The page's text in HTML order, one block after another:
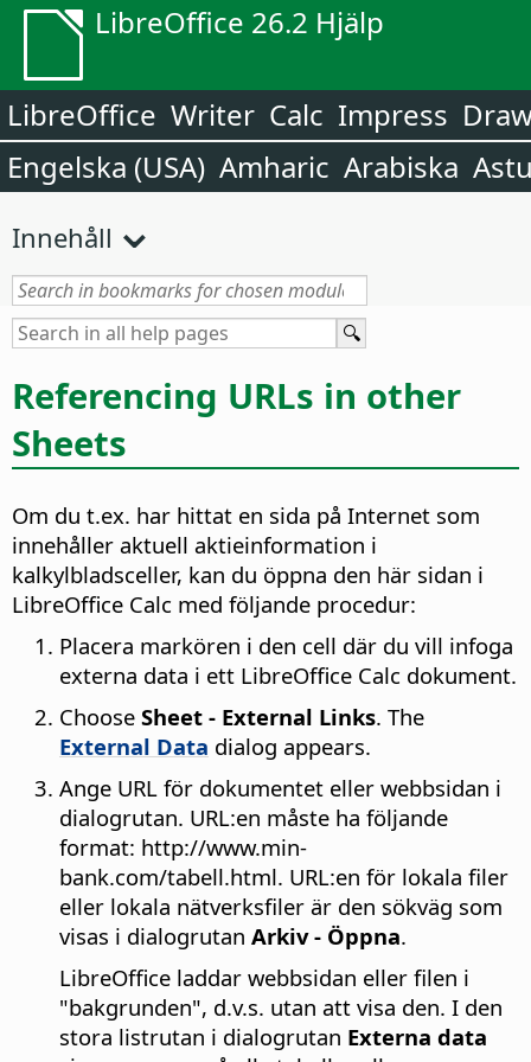
LibreOffice 26.2 Hjälp
LibreOffice Writer Calc Impress
Engelska (USA) Amharic Arabiska
Innehåll
Referencing URLs in other
Sheets
Om du t.ex. har hittat en sida på Internet som
innehåller aktuell aktieinformation i
kalkylbladsceller, kan du öppna den här sidan i
LibreOffice Calc med följande procedur:
Placera markören i den cell där du vill infoga
externa data i ett LibreOffice Calc dokument.
Choose Sheet - External Links. The
External Data dialog appears.
Ange URL för dokumentet eller webbsidan i
dialogrutan. URL:en måste ha följande
format: http://www.min-
bank.com/tabell.html. URL:en för lokala filer
eller lokala nätverksfiler är den sökväg som
visas i dialogrutan Arkiv - Öppna.
LibreOffice laddar webbsidan eller filen i
"bakgrunden", d.v.s. utan att visa den. I den
stora listrutan i dialogrutan Externa data